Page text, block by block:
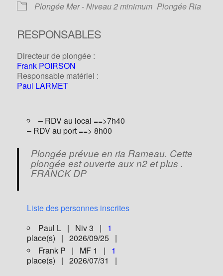
Plongée Mer - Niveau 2 minimum Plongée Ria
RESPONSABLES
Directeur de plongée :
Frank POIRSON
Responsable matériel :
Paul LARMET
– RDV au local ==>7h40
– RDV au port ==> 8h00
Plongée prévue en ria Rameau. Cette
plongée est ouverte aux n2 et plus .
FRANCK DP
Liste des personnes inscrites
Paul L | Niv 3 | 1
place(s) | 2026/09/25 |
Frank P | MF 1 | 1
place(s) | 2026/07/31 |